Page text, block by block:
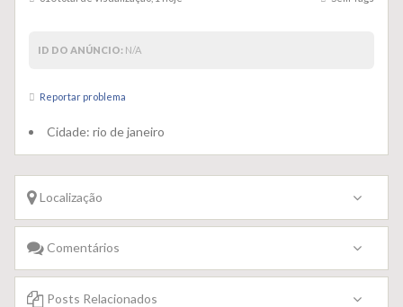
ID DO ANÚNCIO: N/A
Reportar problema
Cidade: rio de janeiro
Localização
Comentários
Posts Relacionados